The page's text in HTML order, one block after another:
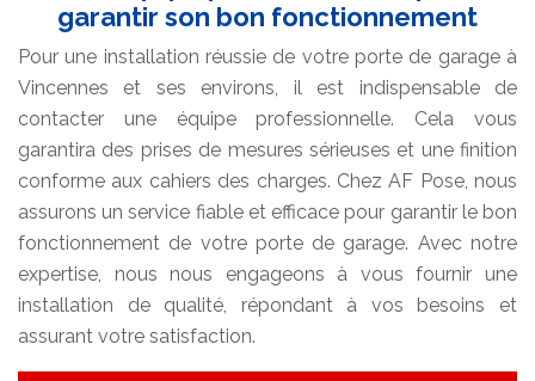
garantir son bon fonctionnement
Pour une installation réussie de votre porte de garage à
Vincennes et ses environs, il est indispensable de
contacter une équipe professionnelle. Cela vous
garantira des prises de mesures sérieuses et une finition
conforme aux cahiers des charges. Chez AF Pose, nous
assurons un service fiable et efficace pour garantir le bon
fonctionnement de votre porte de garage. Avec notre
expertise, nous nous engageons à vous fournir une
installation de qualité, répondant à vos besoins et
assurant votre satisfaction.